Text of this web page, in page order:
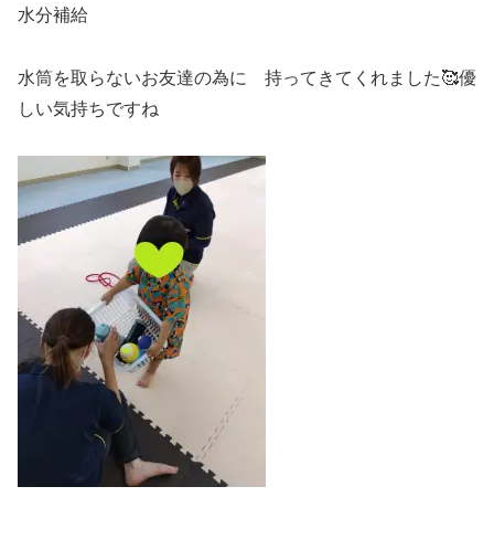
水分補給
水筒を取らないお友達の為に 持ってきてくれました🥰優
しい気持ちですね